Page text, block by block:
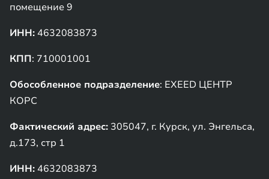
помещение 9
ИНН: 4632083873
КПП: 710001001
Обособленное подразделение: EXEED ЦЕНТР
КОРС
Фактический адрес: 305047, г. Курск, ул. Энгельса,
д.173, стр 1
ИНН: 4632083873